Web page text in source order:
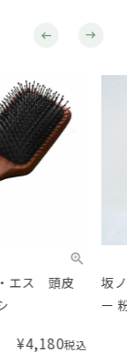
エス 頭皮
¥4,180税込
坂
ー 粉